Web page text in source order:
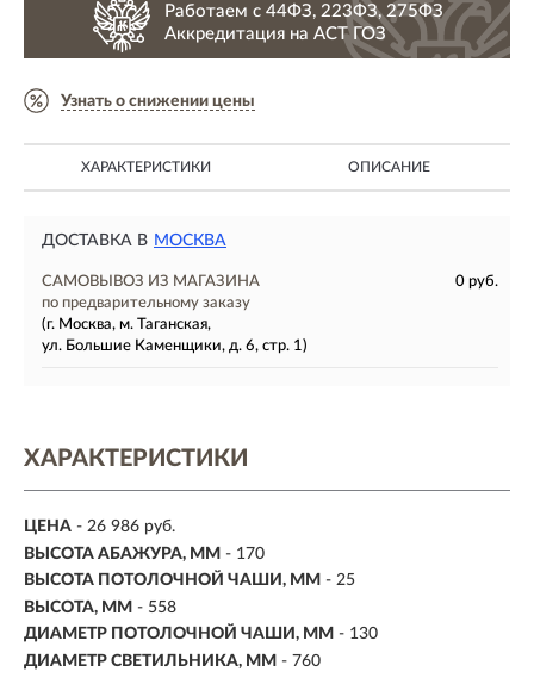
Работаем с 44ФЗ, 223ФЗ, 275ФЗ
Аккредитация на АСТ ГОЗ
Узнать о снижении цены
ХАРАКТЕРИСТИКИ ОПИСАНИЕ
ДОСТАВКА В МОСКВА
САМОВЫВОЗ ИЗ МАГАЗИНА
0 руб.
по предварительному заказу
(г. Москва, м. Таганская,
ул. Большие Каменщики, д. 6, стр. 1)
ХАРАКТЕРИСТИКИ
ЦЕНА - 26 986 руб.
ВЫСОТА АБАЖУРА, ММ - 170
ВЫСОТА ПОТОЛОЧНОЙ ЧАШИ, ММ - 25
ВЫСОТА, ММ - 558
ДИАМЕТР ПОТОЛОЧНОЙ ЧАШИ, ММ - 130
ДИАМЕТР СВЕТИЛЬНИКА, ММ - 760